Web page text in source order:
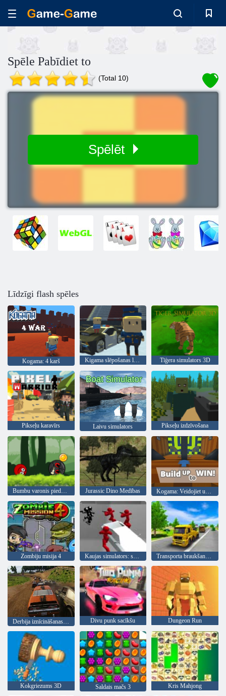
Spēle Pabīdiet to
(Total 10)
Spēlēt
Līdzīgi flash spēles
Kogama: 4 karš Kigama slēpošanas lekt! Tīģera simulators 3D
Pikseļu karavīrs Laivu simulators Pikseļu izdzīvošana
Bumbu varonis piedzīvojums: sarkans lielība bumbu Jurassic Dino Medības Kogama: Veidojiet uzvaru
Zombiju misija 4 Kaujas simulators: skaitītājs Stickman Transporta braukšanas simulators
Divu punk sacīkšu Dungeon Run
Kokgriezums 3D Saldais mačs 3 Kris Mahjong